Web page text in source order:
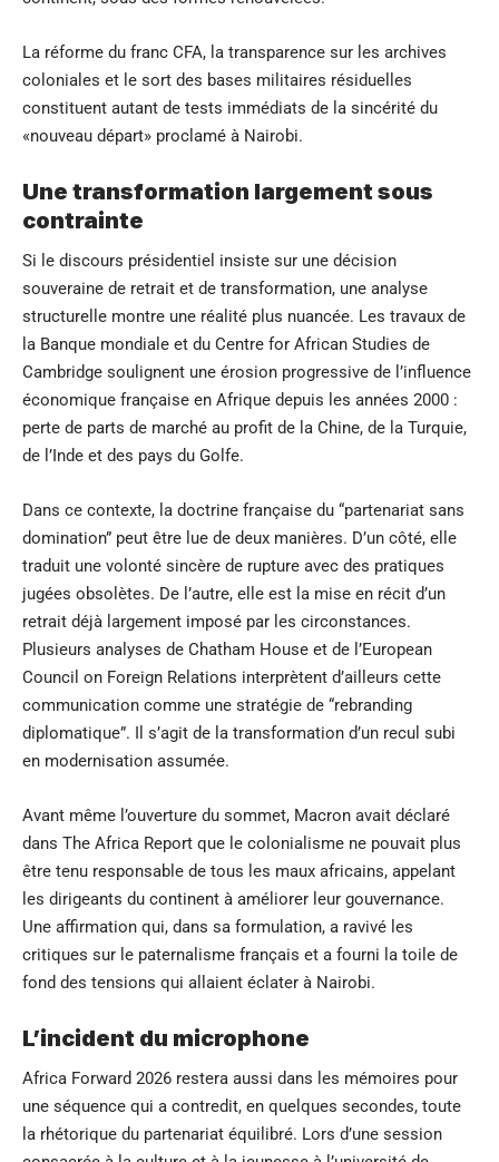
La réforme du franc CFA, la transparence sur les archives
coloniales et le sort des bases militaires résiduelles
constituent autant de tests immédiats de la sincérité du
«nouveau départ» proclamé à Nairobi.
Une transformation largement sous
contrainte
Si le discours présidentiel insiste sur une décision
souveraine de retrait et de transformation, une analyse
structurelle montre une réalité plus nuancée. Les travaux de
la Banque mondiale et du Centre for African Studies de
Cambridge soulignent une érosion progressive de l’influence
économique française en Afrique depuis les années 2000 :
perte de parts de marché au profit de la Chine, de la Turquie,
de l’Inde et des pays du Golfe.
Dans ce contexte, la doctrine française du “partenariat sans
domination” peut être lue de deux manières. D’un côté, elle
traduit une volonté sincère de rupture avec des pratiques
jugées obsolètes. De l’autre, elle est la mise en récit d’un
retrait déjà largement imposé par les circonstances.
Plusieurs analyses de Chatham House et de l’European
Council on Foreign Relations interprètent d’ailleurs cette
communication comme une stratégie de “rebranding
diplomatique”. Il s’agit de la transformation d’un recul subi
en modernisation assumée.
Avant même l’ouverture du sommet, Macron avait déclaré
dans The Africa Report que le colonialisme ne pouvait plus
être tenu responsable de tous les maux africains, appelant
les dirigeants du continent à améliorer leur gouvernance.
Une affirmation qui, dans sa formulation, a ravivé les
critiques sur le paternalisme français et a fourni la toile de
fond des tensions qui allaient éclater à Nairobi.
L’incident du microphone
Africa Forward 2026 restera aussi dans les mémoires pour
une séquence qui a contredit, en quelques secondes, toute
la rhétorique du partenariat équilibré. Lors d’une session